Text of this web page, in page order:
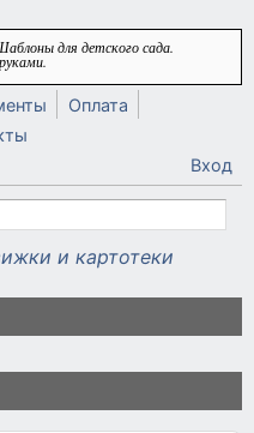
для детского сада.
Оплата
Вход
и картотеки